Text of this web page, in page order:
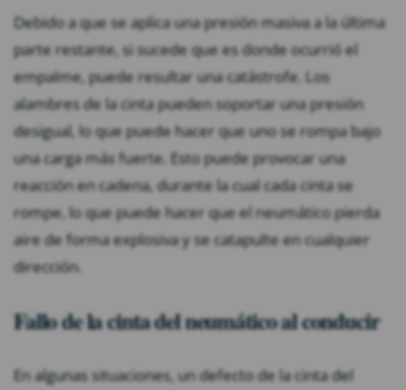
Debido a que se aplica una presión masiva a la última
parte restante, si sucede que es donde ocurrió el
empalme, puede resultar una catástrofe. Los
alambres de la cinta pueden soportar una presión
desigual, lo que puede hacer que uno se rompa bajo
una carga más fuerte. Esto puede provocar una
reacción en cadena, durante la cual cada cinta se
rompe, lo que puede hacer que el neumático pierda
aire de forma explosiva y se catapulte en cualquier
dirección.
Fallo de la cinta del neumático al conducir
En algunas situaciones, un defecto de la cinta del